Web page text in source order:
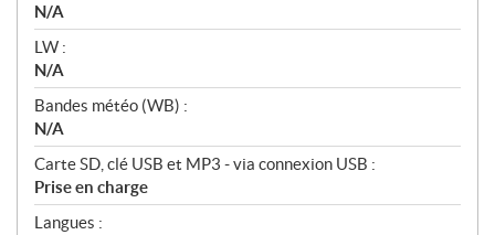
N/A
LW :
N/A
Bandes météo (WB) :
N/A
Carte SD, clé USB et MP3 - via connexion USB :
Prise en charge
Langues :